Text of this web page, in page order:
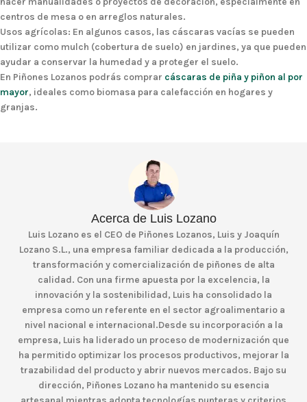
centros de mesa o en arreglos naturales.
Usos agrícolas: En algunos casos, las cáscaras vacías se pueden
utilizar como mulch (cobertura de suelo) en jardines, ya que pueden
ayudar a conservar la humedad y a proteger el suelo.
En Piñones Lozanos podrás comprar cáscaras de piña y piñon al por
mayor, ideales como biomasa para calefacción en hogares y
granjas.
Acerca de Luis Lozano
Luis Lozano es el CEO de Piñones Lozanos, Luis y Joaquín
Lozano S.L., una empresa familiar dedicada a la producción,
transformación y comercialización de piñones de alta
calidad. Con una firme apuesta por la excelencia, la
innovación y la sostenibilidad, Luis ha consolidado la
empresa como un referente en el sector agroalimentario a
nivel nacional e internacional.Desde su incorporación a la
empresa, Luis ha liderado un proceso de modernización que
ha permitido optimizar los procesos productivos, mejorar la
trazabilidad del producto y abrir nuevos mercados. Bajo su
dirección, Piñones Lozano ha mantenido su esencia